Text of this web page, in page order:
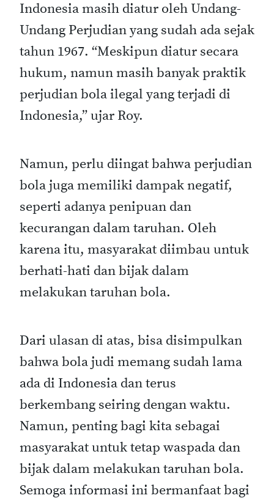
Indonesia masih diatur oleh Undang-
Undang Perjudian yang sudah ada sejak
tahun 1967. “Meskipun diatur secara
hukum, namun masih banyak praktik
perjudian bola ilegal yang terjadi di
Indonesia,” ujar Roy.
Namun, perlu diingat bahwa perjudian
bola juga memiliki dampak negatif,
seperti adanya penipuan dan
kecurangan dalam taruhan. Oleh
karena itu, masyarakat diimbau untuk
berhati-hati dan bijak dalam
melakukan taruhan bola.
Dari ulasan di atas, bisa disimpulkan
bahwa bola judi memang sudah lama
ada di Indonesia dan terus
berkembang seiring dengan waktu.
Namun, penting bagi kita sebagai
masyarakat untuk tetap waspada dan
bijak dalam melakukan taruhan bola.
Semoga informasi ini bermanfaat bagi